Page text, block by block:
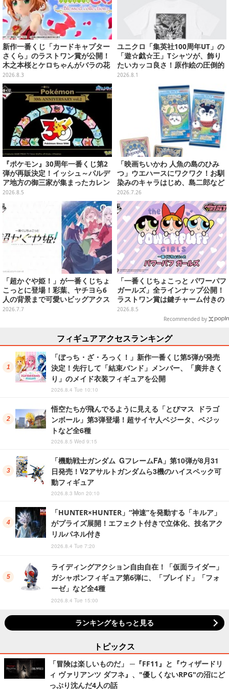
新作一番くじ「カードキャプター
さくら」のラストワン賞が公開！
木之本桜とケロちゃんがバラの花
びらに包まれている姿で立体化
2026.8.3
ユニクロ「集英社100周年UT」の
「遊☆戯☆王」Tシャツが、飾り
たいカッコ良さ！原作絵の圧倒的
な存在感に痺れる
2026.8.1
『ポケモン』30周年一番くじ第2
弾が再販決定！イッシュ～パルデ
ア地方の御三家が集まったカレン
ダー、ぬいぐるみなど記念グッズ
盛りだくさん
2026.8.5
「映画ちいかわ 人魚の島のひみ
つ」ウエハースにワクワク！お馴
染みのキャラはじめ、島二郎など
セイレーン編カード全22種
2026.7.26
「超かぐや姫！」が一番くじちょ
こっとに登場！彩葉、ヤチヨら6
人の背景まで可愛いビッグアクス
タなど全ラインナップ公開
2026.7.7
「一番くじちょこっと パワーパフ
ガールズ」全ラインナップ公開！
ラストワン賞は鍵チャーム付きの
シール帳スペシャルセットを用意
2026.8.5
Recommended by
フィギュアアクセスランキング
「ぼっち・ざ・ろっく！」新作一番くじ第5弾が発売
決定！先行して「結束バンド」メンバー、「廣井きく
り」のメイド衣装フィギュアを公開
2026.8.4 Tue 10:10
悟空たちが飛んでるように見える「とびマス ドラゴ
ンボール」第3弾登場！超サイヤ人ベジータ、ベジッ
トなど全6種
2026.8.5 Wed 9:15
「機動戦士ガンダム GフレームFA」第10弾が8月31
日発売！V2アサルトガンダムら3機のハイスペック可
動フィギュア
2026.8.3 Mon 20:10
「HUNTER×HUNTER」“神速”を発動する「キルア」
がプライズ展開！エフェクト付きで立体化、技名アク
リルパネル付き
2026.8.4 Tue 7:20
ライディングアクション自由自在！「仮面ライダー」
ガシャポンフィギュア第6弾に、「ブレイド」「フォ
ーゼ」など全4種
2026.8.4 Tue 15:00
ランキングをもっと見る
トピックス
「冒険は楽しいものだ」 ─『FF11』と『ウィザードリ
ィ ヴァリアンツ ダフネ』、"優しくないRPG"の沼にど
っぷり沈んだ4人の話